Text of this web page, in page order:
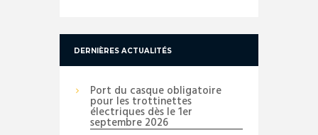
DERNIÈRES ACTUALITÉS
Port du casque obligatoire
pour les trottinettes
électriques dès le 1er
septembre 2026